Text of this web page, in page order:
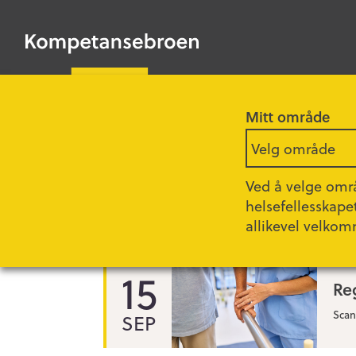
Mitt område
Velg område
Ved å velge
allikevel
HOVEDINNHOLD
Kompetansebroen
15
SEP